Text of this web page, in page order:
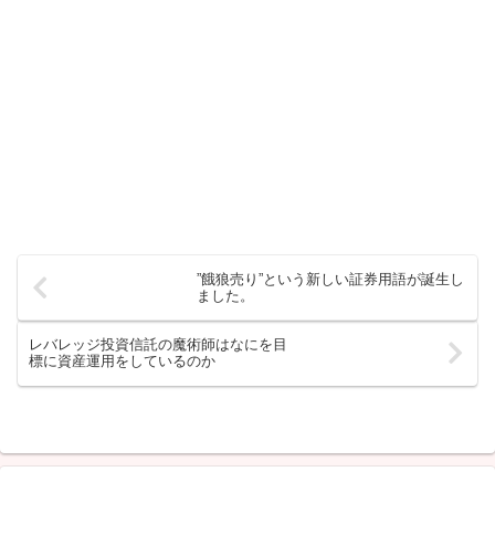
”餓狼売り”という新しい証券用語が誕生し
ました。
レバレッジ投資信託の魔術師はなにを目
標に資産運用をしているのか